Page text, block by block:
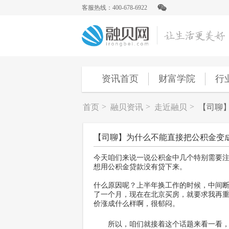
客服热线：400-678-6922
资讯首页 财富学院 行
首页 > 融贝资讯 > 走近融贝 > 【司聊
【司聊】为什么不能直接把公积金变
今天咱们来说一说公积金中几个特别需要
想用公积金贷款没有贷下来。
什么原因呢？上半年换工作的时候，中间
了一个月，现在在北京买房，就要求我再
价涨成什么样啊，很郁闷。
所以，咱们就接着这个话题来看一看